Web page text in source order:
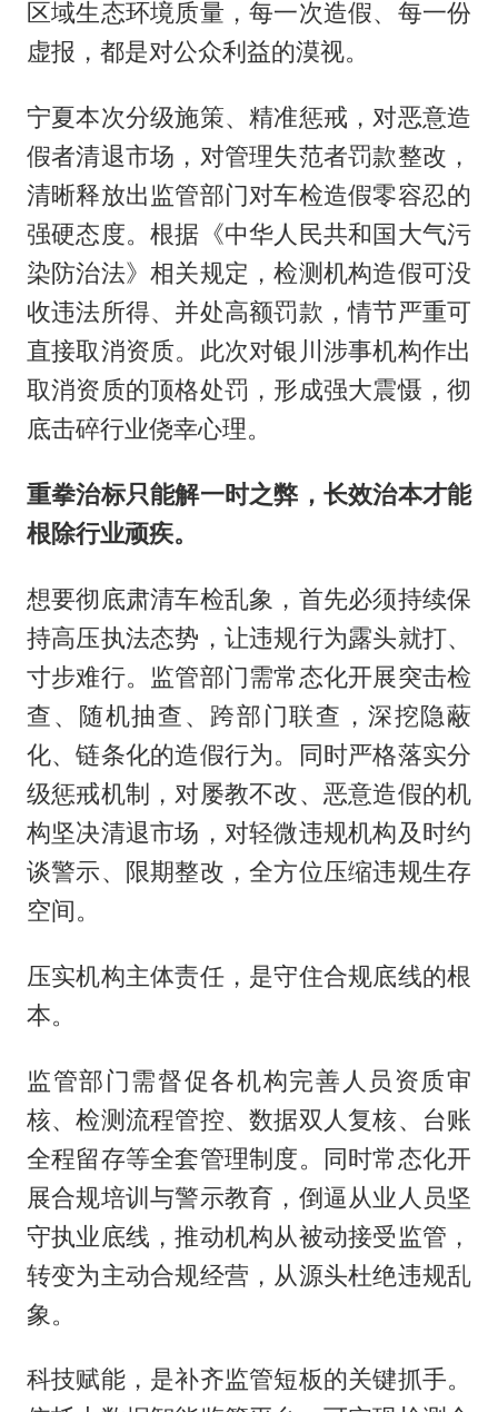
区域生态环境质量，每一次造假、每一份
虚报，都是对公众利益的漠视。
宁夏本次分级施策、精准惩戒，对恶意造
假者清退市场，对管理失范者罚款整改，
清晰释放出监管部门对车检造假零容忍的
强硬态度。根据《中华人民共和国大气污
染防治法》相关规定，检测机构造假可没
收违法所得、并处高额罚款，情节严重可
直接取消资质。此次对银川涉事机构作出
取消资质的顶格处罚，形成强大震慑，彻
底击碎行业侥幸心理。
重拳治标只能解一时之弊，长效治本才能
根除行业顽疾。
想要彻底肃清车检乱象，首先必须持续保
持高压执法态势，让违规行为露头就打、
寸步难行。监管部门需常态化开展突击检
查、随机抽查、跨部门联查，深挖隐蔽
化、链条化的造假行为。同时严格落实分
级惩戒机制，对屡教不改、恶意造假的机
构坚决清退市场，对轻微违规机构及时约
谈警示、限期整改，全方位压缩违规生存
空间。
压实机构主体责任，是守住合规底线的根
本。
监管部门需督促各机构完善人员资质审
核、检测流程管控、数据双人复核、台账
全程留存等全套管理制度。同时常态化开
展合规培训与警示教育，倒逼从业人员坚
守执业底线，推动机构从被动接受监管，
转变为主动合规经营，从源头杜绝违规乱
象。
科技赋能，是补齐监管短板的关键抓手。